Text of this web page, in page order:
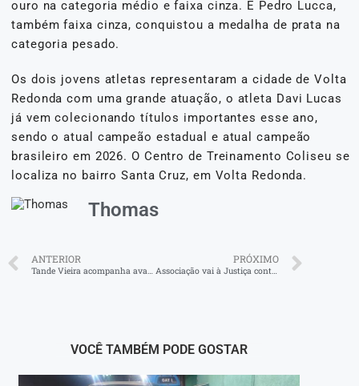
ouro na categoria médio e faixa cinza. E Pedro Lucca,
também faixa cinza, conquistou a medalha de prata na
categoria pesado.
Os dois jovens atletas representaram a cidade de Volta
Redonda com uma grande atuação, o atleta Davi Lucas
já vem colecionando títulos importantes esse ano,
sendo o atual campeão estadual e atual campeão
brasileiro em 2026. O Centro de Treinamento Coliseu se
localiza no bairro Santa Cruz, em Volta Redonda.
Thomas
ANTERIOR
Tande Vieira acompanha avanço das obras dos 384 apartamentos no Castelo Branco
PRÓXIMO
Associação vai à Justiça contra prefeitura de Resende para exigir transparência na seleção de beneficiários do Minha Casa Minha Vida
VOCÊ TAMBÉM PODE GOSTAR